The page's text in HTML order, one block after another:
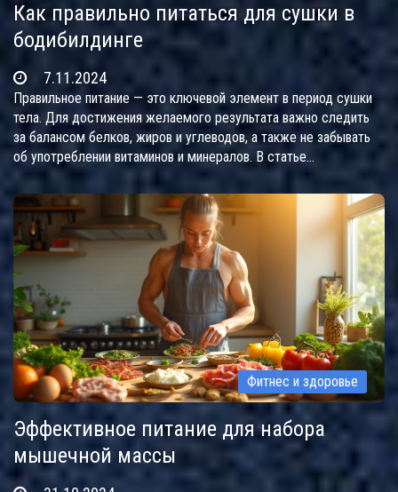
Как правильно питаться для сушки в
бодибилдинге
7.11.2024
Правильное питание — это ключевой элемент в период сушки
тела. Для достижения желаемого результата важно следить
за балансом белков, жиров и углеводов, а также не забывать
об употреблении витаминов и минералов. В статье
продукты, которые помогают избавиться от лишней жидкости
и жира. Узнайте, как создать эффективное меню и какие
продукты исключить из своего рациона. Следуя правильным
советам, можно достичь результатов безопасно и эффективно.
Фитнес и здоровье
Эффективное питание для набора
мышечной массы